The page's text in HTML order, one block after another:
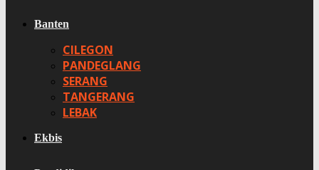
Banten
CILEGON
PANDEGLANG
SERANG
TANGERANG
LEBAK
Ekbis